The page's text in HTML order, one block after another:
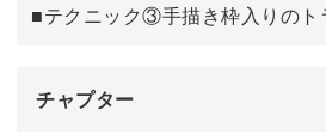
■テクニック③手描き枠入りのト
チャプター